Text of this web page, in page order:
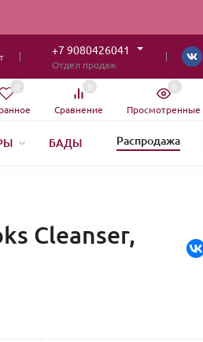
+7 9080426041
Отдел продаж
0
Сравнение
0
Просмотренные
0
БАДЫ
Распродажа
Cleanser,